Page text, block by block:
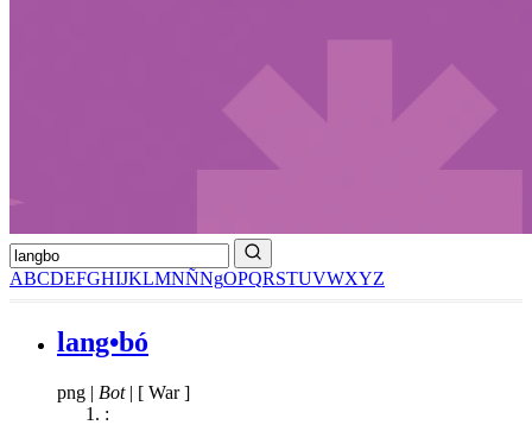
ABCDEFGHIJKLMNÑNgOPQRSTUVWXYZ
lang•bó
png | Bot | [ War ]
: